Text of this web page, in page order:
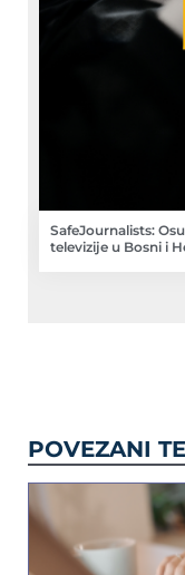
SafeJournalists:
televizije u Bosni i
POVEZANI